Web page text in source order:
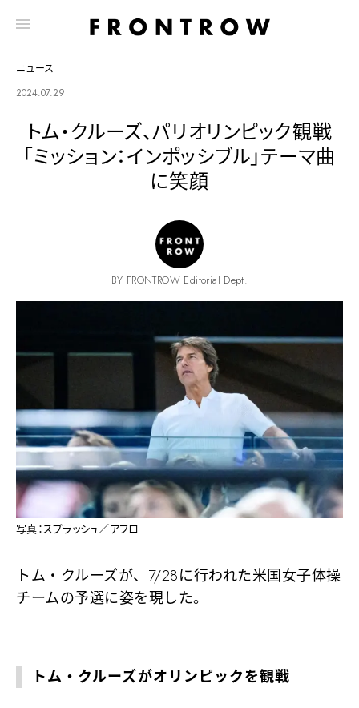
ニュース
2024.07.29
トム・クルーズ、パリオリンピック観戦
「ミッション：インポッシブル」テーマ曲
に笑顔
BY FRONTROW Editorial Dept.
写真：スプラッシュ／アフロ
トム・クルーズが、7/28に行われた米国女子体操
チームの予選に姿を現した。
トム・クルーズがオリンピックを観戦